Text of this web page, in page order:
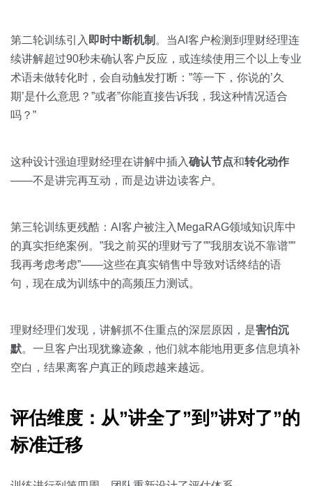
第二轮训练引入 即时中断机制 。当AI客户检测到理财经理连
续讲解超过90秒未确认客户反应，或连续使用三个以上专业
术语未做转化时，会自动触发打断：”等一下，你说的’久
期’是什么意思？”或者”你能直接告诉我，我这种情况适合
吗？”
这种设计强迫理财经理在讲解中插入确认节点和转化动作
——不是讲完再互动，而是边讲边读客户。
第三轮训练更残酷：AI客户被注入MegaRAG领域知识库中
的真实拒绝案例。”我之前买的理财亏了””我朋友说不靠谱””
我再考虑考虑”——这些在真实销售中导致对话终结的语
句，现在成为训练中的高频压力测试。
理财经理们发现，讲解抓不住重点的深层原因，是害怕沉
默。一旦客户出现犹豫迹象，他们就本能地用更多信息填补
空白，结果离客户真正的顾虑越来越远。
评估维度：从”讲全了”到”讲对了”的
标准迁移